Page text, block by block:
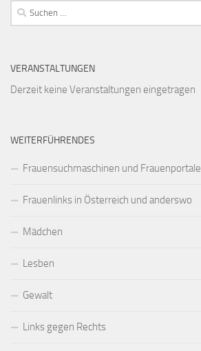
Suchen
nach:
VERANSTALTUNGEN
Derzeit keine Veranstaltungen eingetragen
WEITERFÜHRENDES
Frauensuchmaschinen und Frauenportale
Frauenlinks in Österreich und anderswo
Mädchen
Lesben
Gewalt
Links gegen Rechts